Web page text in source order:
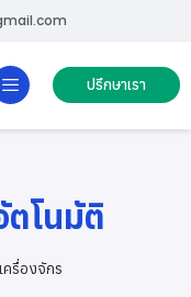
ปรึกษาเรา
ตโนมัติ
ครื่องจักร